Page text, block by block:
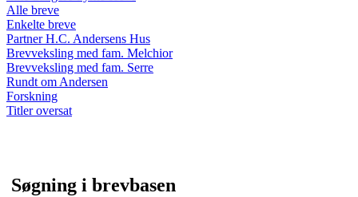
Alle breve
Enkelte breve
Partner H.C. Andersens Hus
Brevveksling med fam. Melchior
Brevveksling med fam. Serre
Rundt om Andersen
Forskning
Titler oversat
Søgning i brevbasen